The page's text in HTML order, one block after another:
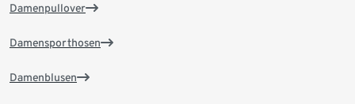
Damenpullover
Damensporthosen
Damenblusen